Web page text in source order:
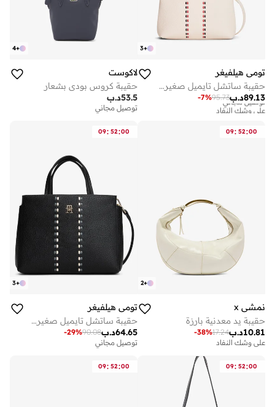
+
3
تومي هيلفيغر
حقيبة ساتشل تايميل صغيرة أساسية
د.ب89.13
95.73
-7%
توصيل مجاني
على وشك النفاد
+
4
لاكوست
حقيبة كروس بودي بشعار
د.ب53.5
توصيل مجاني
09: 52:00
+
2
نمشي x
حقيبة يد معدنية بارزة
د.ب10.81
17.24
-38%
على وشك النفاد
09: 52:00
+
3
تومي هيلفيغر
حقيبة ساتشل تايميل صغيرة أساسية
د.ب64.65
90.08
-29%
توصيل مجاني
09: 52:00
09: 52:00